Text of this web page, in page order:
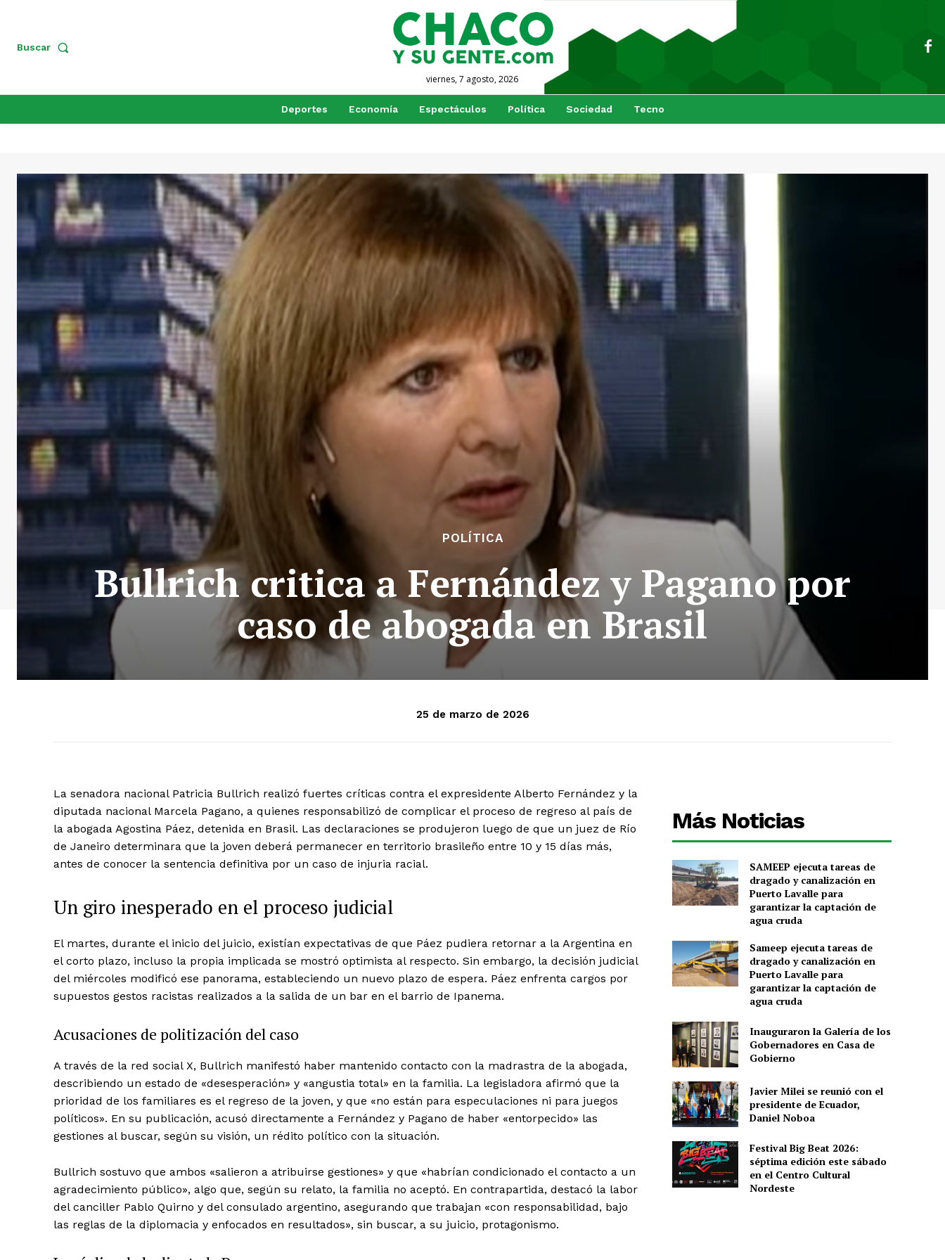
Buscar
viernes, 7 agosto, 2026
Deportes Economía Espectáculos Política Sociedad Tecno
POLÍTICA
Bullrich critica a Fernández y Pagano por
caso de abogada en Brasil
25 de marzo de 2026
La senadora nacional Patricia Bullrich realizó fuertes críticas contra el expresidente Alberto Fernández y la
diputada nacional Marcela Pagano, a quienes responsabilizó de complicar el proceso de regreso al país de
la abogada Agostina Páez, detenida en Brasil. Las declaraciones se produjeron luego de que un juez de Río
de Janeiro determinara que la joven deberá permanecer en territorio brasileño entre 10 y 15 días más,
antes de conocer la sentencia definitiva por un caso de injuria racial.
Un giro inesperado en el proceso judicial
El martes, durante el inicio del juicio, existían expectativas de que Páez pudiera retornar a la Argentina en
el corto plazo, incluso la propia implicada se mostró optimista al respecto. Sin embargo, la decisión judicial
del miércoles modificó ese panorama, estableciendo un nuevo plazo de espera. Páez enfrenta cargos por
supuestos gestos racistas realizados a la salida de un bar en el barrio de Ipanema.
Acusaciones de politización del caso
A través de la red social X, Bullrich manifestó haber mantenido contacto con la madrastra de la abogada,
describiendo un estado de «desesperación» y «angustia total» en la familia. La legisladora afirmó que la
prioridad de los familiares es el regreso de la joven, y que «no están para especulaciones ni para juegos
políticos». En su publicación, acusó directamente a Fernández y Pagano de haber «entorpecido» las
gestiones al buscar, según su visión, un rédito político con la situación.
Bullrich sostuvo que ambos «salieron a atribuirse gestiones» y que «habrían condicionado el contacto a un
agradecimiento público», algo que, según su relato, la familia no aceptó. En contrapartida, destacó la labor
del canciller Pablo Quirno y del consulado argentino, asegurando que trabajan «con responsabilidad, bajo
las reglas de la diplomacia y enfocados en resultados», sin buscar, a su juicio, protagonismo.
Más Noticias
SAMEEP ejecuta tareas de
dragado y canalización en
Puerto Lavalle para
garantizar la captación de
agua cruda
Sameep ejecuta tareas de
dragado y canalización en
Puerto Lavalle para
garantizar la captación de
agua cruda
Inauguraron la Galería de los
Gobernadores en Casa de
Gobierno
Javier Milei se reunió con el
presidente de Ecuador,
Daniel Noboa
Festival Big Beat 2026:
séptima edición este sábado
en el Centro Cultural
Nordeste